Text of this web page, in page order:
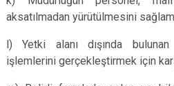
aksatılmadan yürütülmesini
l) Yetki alanı dışında
işlemlerini gerçekleştirmek için